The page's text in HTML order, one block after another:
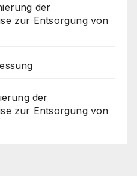
der
zur Entsorgung von
der
zur Entsorgung von